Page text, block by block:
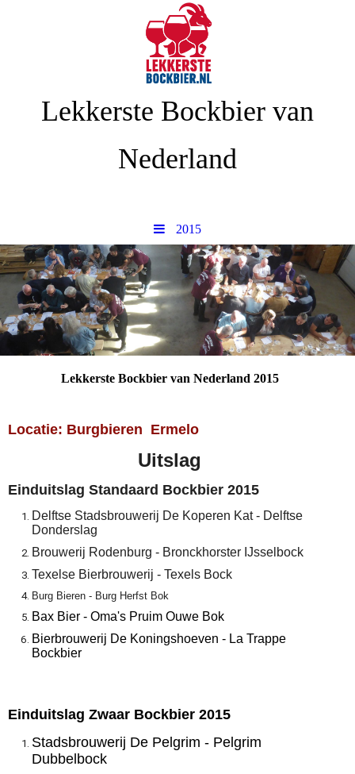
Lekkerste Bockbier van
Nederland
2015
Lekkerste Bockbier van Nederland 2015
Locatie: Burgbieren Ermelo
Uitslag
Einduitslag Standaard Bockbier 2015
Delftse Stadsbrouwerij De Koperen Kat - Delftse
Donderslag
Brouwerij Rodenburg - Bronckhorster IJsselbock
Texelse Bierbrouwerij - Texels Bock
Burg Bieren - Burg Herfst Bok
Bax Bier - Oma's Pruim Ouwe Bok
Bierbrouwerij De Koningshoeven - La Trappe
Bockbier
Einduitslag Zwaar Bockbier 2015
Stadsbrouwerij De Pelgrim - Pelgrim
Dubbelbock